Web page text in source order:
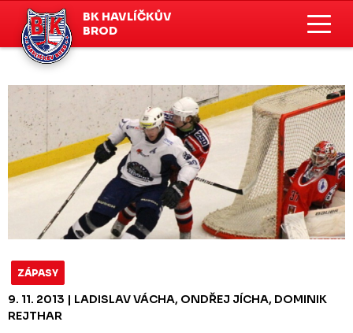
BK HAVLÍČKŮV
BROD
ZÁPASY
9. 11. 2013 | LADISLAV VÁCHA, ONDŘEJ JÍCHA, DOMINIK
REJTHAR